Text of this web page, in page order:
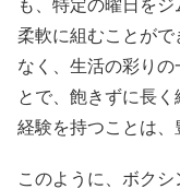
も、特定の曜日を
柔軟に組むことが
なく、生活の彩り
とで、飽きずに長
経験を持つことは、
このように、ボク